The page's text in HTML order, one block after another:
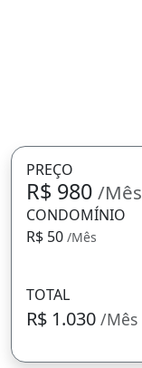
PREÇO
R$ 980 /Mês
CONDOMÍNIO
R$ 50 /Mês
TOTAL
R$ 1.030 /Mês